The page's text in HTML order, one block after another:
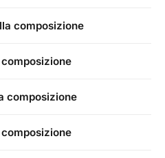
composizione
composizione